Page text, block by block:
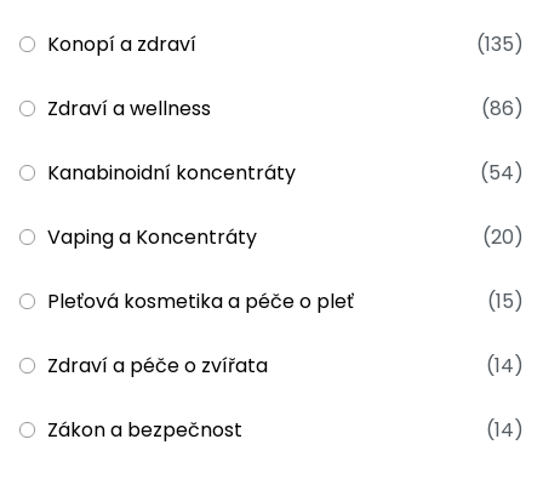
Konopí a zdraví (135)
Zdraví a wellness (86)
Kanabinoidní koncentráty (54)
Vaping a Koncentráty (20)
Pleťová kosmetika a péče o pleť (15)
Zdraví a péče o zvířata (14)
Zákon a bezpečnost (14)